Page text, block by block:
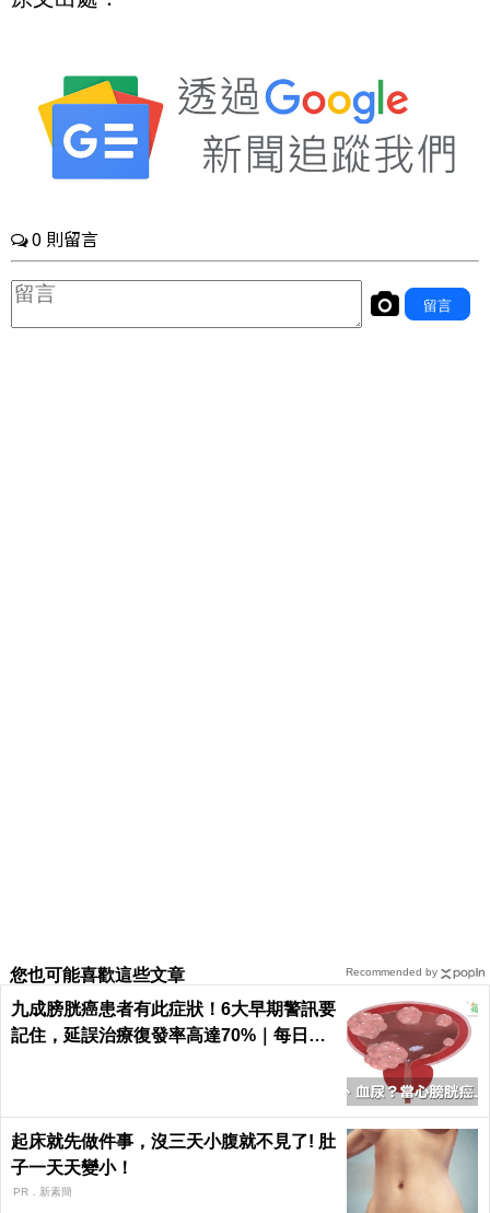
您也可能喜歡這些文章
九成膀胱癌患者有此症狀！6大早期警訊要
記住，延誤治療復發率高達70%｜每日健
起床就先做件事，沒三天小腹就不見了! 肚
子一天天變小！
PR．新素簡
Recommended by